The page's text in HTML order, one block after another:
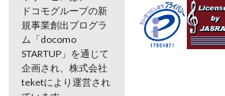
ドコモグループの新
規事業創出プログラ
ム「docomo
STARTUP」を通じて
企画され、株式会社
teketにより運営され